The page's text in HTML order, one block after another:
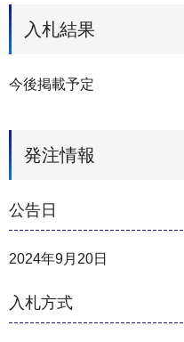
入札結果
今後掲載予定
発注情報
公告日
2024年9月20日
入札方式